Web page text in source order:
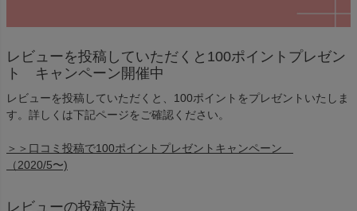
レビューを投稿していただくと100ポイントプレゼン
ト キャンペーン開催中
レビューを投稿していただくと、100ポイントをプレゼントいたしま
す。詳しくは下記ページをご確認ください。
＞＞口コミ投稿で100ポイントプレゼントキャンペーン
（2020/5〜)
レビューの投稿方法